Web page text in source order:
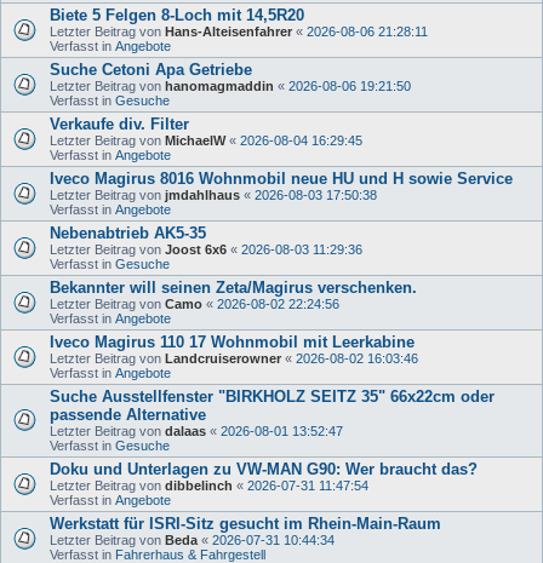
Biete 5 Felgen 8-Loch mit 14,5R20
Letzter Beitrag von Hans-Alteisenfahrer « 2026-08-06 21:28:11
Verfasst in Angebote
Suche Cetoni Apa Getriebe
Letzter Beitrag von hanomagmaddin « 2026-08-06 19:21:50
Verfasst in Gesuche
Verkaufe div. Filter
Letzter Beitrag von MichaelW« 2026-08-04 16:29:45
Verfasst in Angebote
Iveco Magirus 8016 Wohnmobil neue HU und H sowie Service
Letzter Beitrag von jmdahlhaus « 2026-08-03 17:50:38
Verfasst in Angebote
Nebenabtrieb AK5-35
Letzter Beitrag von Joost 6x6 « 2026-08-03 11:29:36
Verfasst in Gesuche
Bekannter will seinen Zeta/Magirus verschenken.
Letzter Beitrag von Camo « 2026-08-02 22:24:56
Verfasst in Angebote
Iveco Magirus 110 17 Wohnmobil mit Leerkabine
Letzter Beitrag von Landcruiserowner « 2026-08-02 16:03:46
Verfasst in Angebote
Suche Ausstellfenster "BIRKHOLZ SEITZ 35" 66x22cm oder
passende Alternative
Letzter Beitrag von dalaas « 2026-08-01 13:52:47
Verfasst in Gesuche
Doku und Unterlagen zu VW-MAN G90: Wer braucht das?
Letzter Beitrag von dibbelinch « 2026-07-31 11:47:54
Verfasst in Angebote
Werkstatt für ISRI-Sitz gesucht im Rhein-Main-Raum
Letzter Beitrag von Beda « 2026-07-31 10:44:34
Verfasst in Fahrerhaus & Fahrgestell